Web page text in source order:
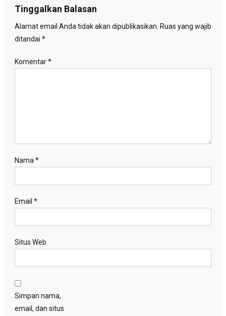
Tinggalkan Balasan
Alamat email Anda tidak akan dipublikasikan. Ruas yang wajib
ditandai *
Komentar*
Nama *
Email *
Situs Web
Simpan nama,
email, dan situs